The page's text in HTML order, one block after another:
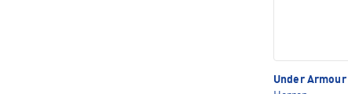
Under Armour